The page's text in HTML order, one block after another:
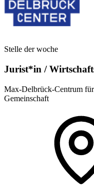
Stelle der woche
Jurist*in /
Max-Delbrück-Centrum
Gemeinschaft